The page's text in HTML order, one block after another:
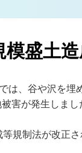
盛土造
、谷や沢を
害が発生しまし
規制法が改正